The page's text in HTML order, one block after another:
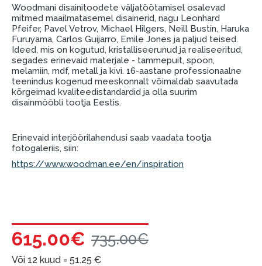
kauba tarnetingimustega, samuti
garantii ja tagastamise tingimustega.
Finantsvastutus:
Laenake vastutustundlikult! Enne laenamist
palun hinnake oma finantsvõimalusi.
Woodmani disainitoodete väljatöötamisel osalevad
mitmed maailmatasemel disainerid, nagu Leonhard
Pfeifer, Pavel Vetrov, Michael Hilgers, Neill Bustin, Haruka
Furuyama, Carlos Guijarro, Emile Jones ja paljud teised.
Ideed, mis on kogutud, kristalliseerunud ja realiseeritud,
segades erinevaid materjale - tammepuit, spoon,
melamiin, mdf, metall ja kivi. 16-aastane professionaalne
teenindus kogenud meeskonnalt võimaldab saavutada
kõrgeimad kvaliteedistandardid ja olla suurim
disainmööbli tootja Eestis.
Erinevaid interjöörilahendusi saab vaadata tootja
fotogaleriis, siin:
https://www.woodman.ee/en/inspiration
615.00€ 735.00€
Või 12 kuud = 51.25 €